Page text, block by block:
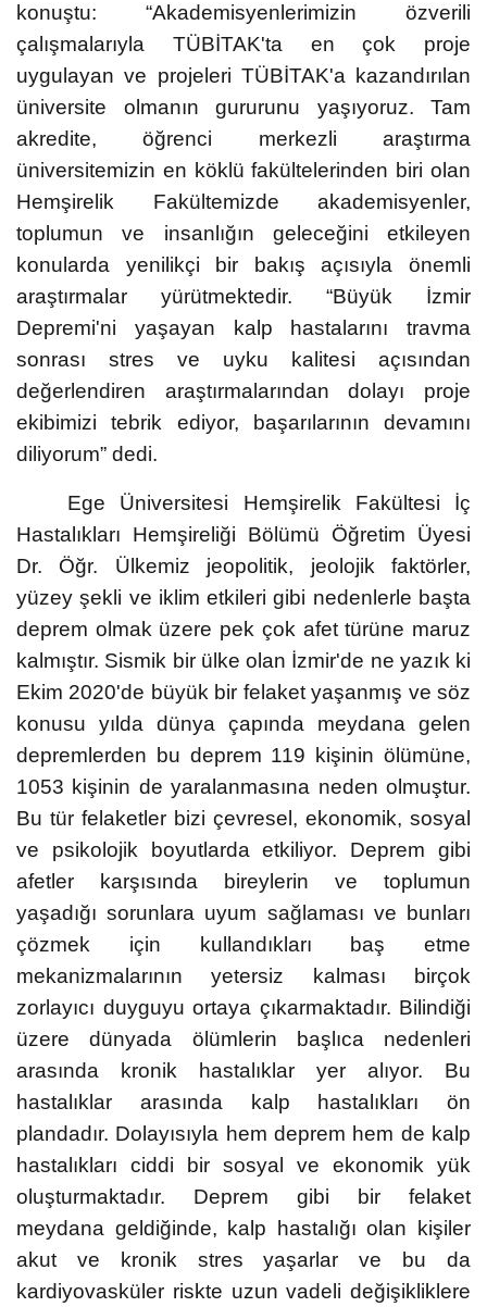
konuştu: “Akademisyenlerimizin özverili
çalışmalarıyla TÜBİTAK'ta en çok proje
uygulayan ve projeleri TÜBİTAK'a kazandırılan
üniversite olmanın gururunu yaşıyoruz. Tam
akredite, öğrenci merkezli araştırma
üniversitemizin en köklü fakültelerinden biri olan
Hemşirelik Fakültemizde akademisyenler,
toplumun ve insanlığın geleceğini etkileyen
konularda yenilikçi bir bakış açısıyla önemli
araştırmalar yürütmektedir. “Büyük İzmir
Depremi'ni yaşayan kalp hastalarını travma
sonrası stres ve uyku kalitesi açısından
değerlendiren araştırmalarından dolayı proje
ekibimizi tebrik ediyor, başarılarının devamını
diliyorum” dedi.
Ege Üniversitesi Hemşirelik Fakültesi İç
Hastalıkları Hemşireliği Bölümü Öğretim Üyesi
Dr. Öğr. Ülkemiz jeopolitik, jeolojik faktörler,
yüzey şekli ve iklim etkileri gibi nedenlerle başta
deprem olmak üzere pek çok afet türüne maruz
kalmıştır. Sismik bir ülke olan İzmir'de ne yazık ki
Ekim 2020'de büyük bir felaket yaşanmış ve söz
konusu yılda dünya çapında meydana gelen
depremlerden bu deprem 119 kişinin ölümüne,
1053 kişinin de yaralanmasına neden olmuştur.
Bu tür felaketler bizi çevresel, ekonomik, sosyal
ve psikolojik boyutlarda etkiliyor. Deprem gibi
afetler karşısında bireylerin ve toplumun
yaşadığı sorunlara uyum sağlaması ve bunları
çözmek için kullandıkları baş etme
mekanizmalarının yetersiz kalması birçok
zorlayıcı duyguyu ortaya çıkarmaktadır. Bilindiği
üzere dünyada ölümlerin başlıca nedenleri
arasında kronik hastalıklar yer alıyor. Bu
hastalıklar arasında kalp hastalıkları ön
plandadır. Dolayısıyla hem deprem hem de kalp
hastalıkları ciddi bir sosyal ve ekonomik yük
oluşturmaktadır. Deprem gibi bir felaket
meydana geldiğinde, kalp hastalığı olan kişiler
akut ve kronik stres yaşarlar ve bu da
kardiyovasküler riskte uzun vadeli değişikliklere